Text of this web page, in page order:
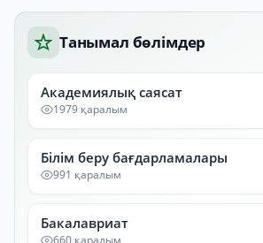
Танымал бөлімдер
Академиялық саясат
1979 қаралым
Білім беру бағдарламалары
991 қаралым
Бакалавриат
660 қаралым